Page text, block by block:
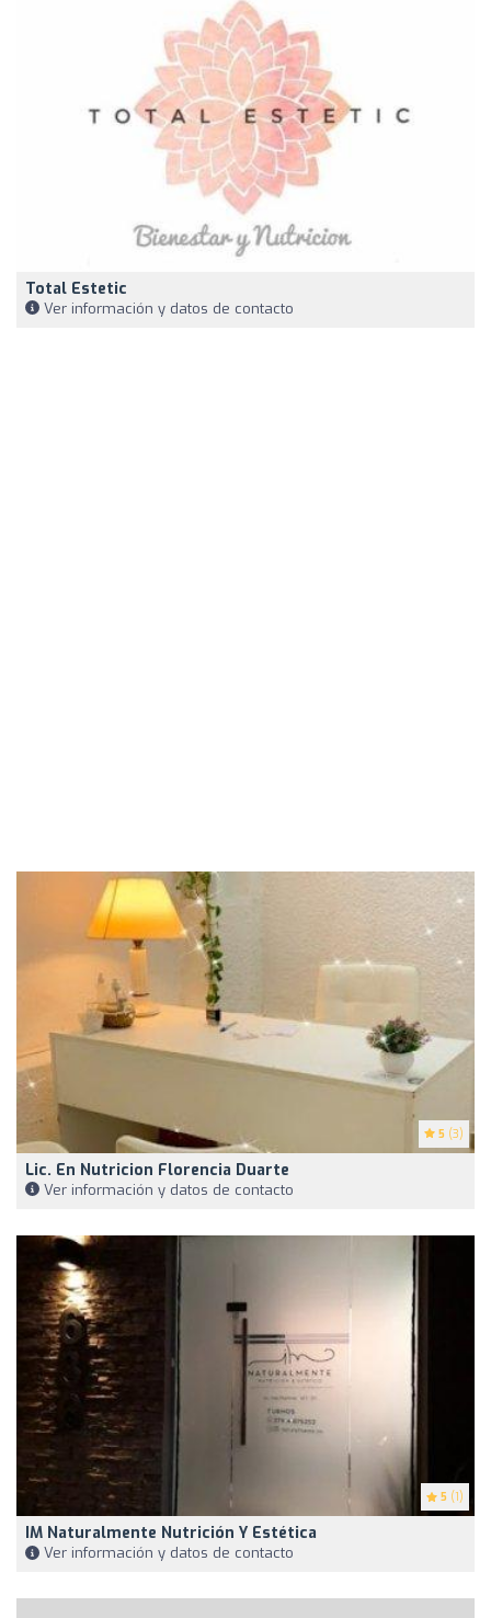
Total Estetic
Ver información y datos de contacto
5 (3)
Lic. En Nutricion Florencia Duarte
Ver información y datos de contacto
5 (1)
IM Naturalmente Nutrición Y Estética
Ver información y datos de contacto